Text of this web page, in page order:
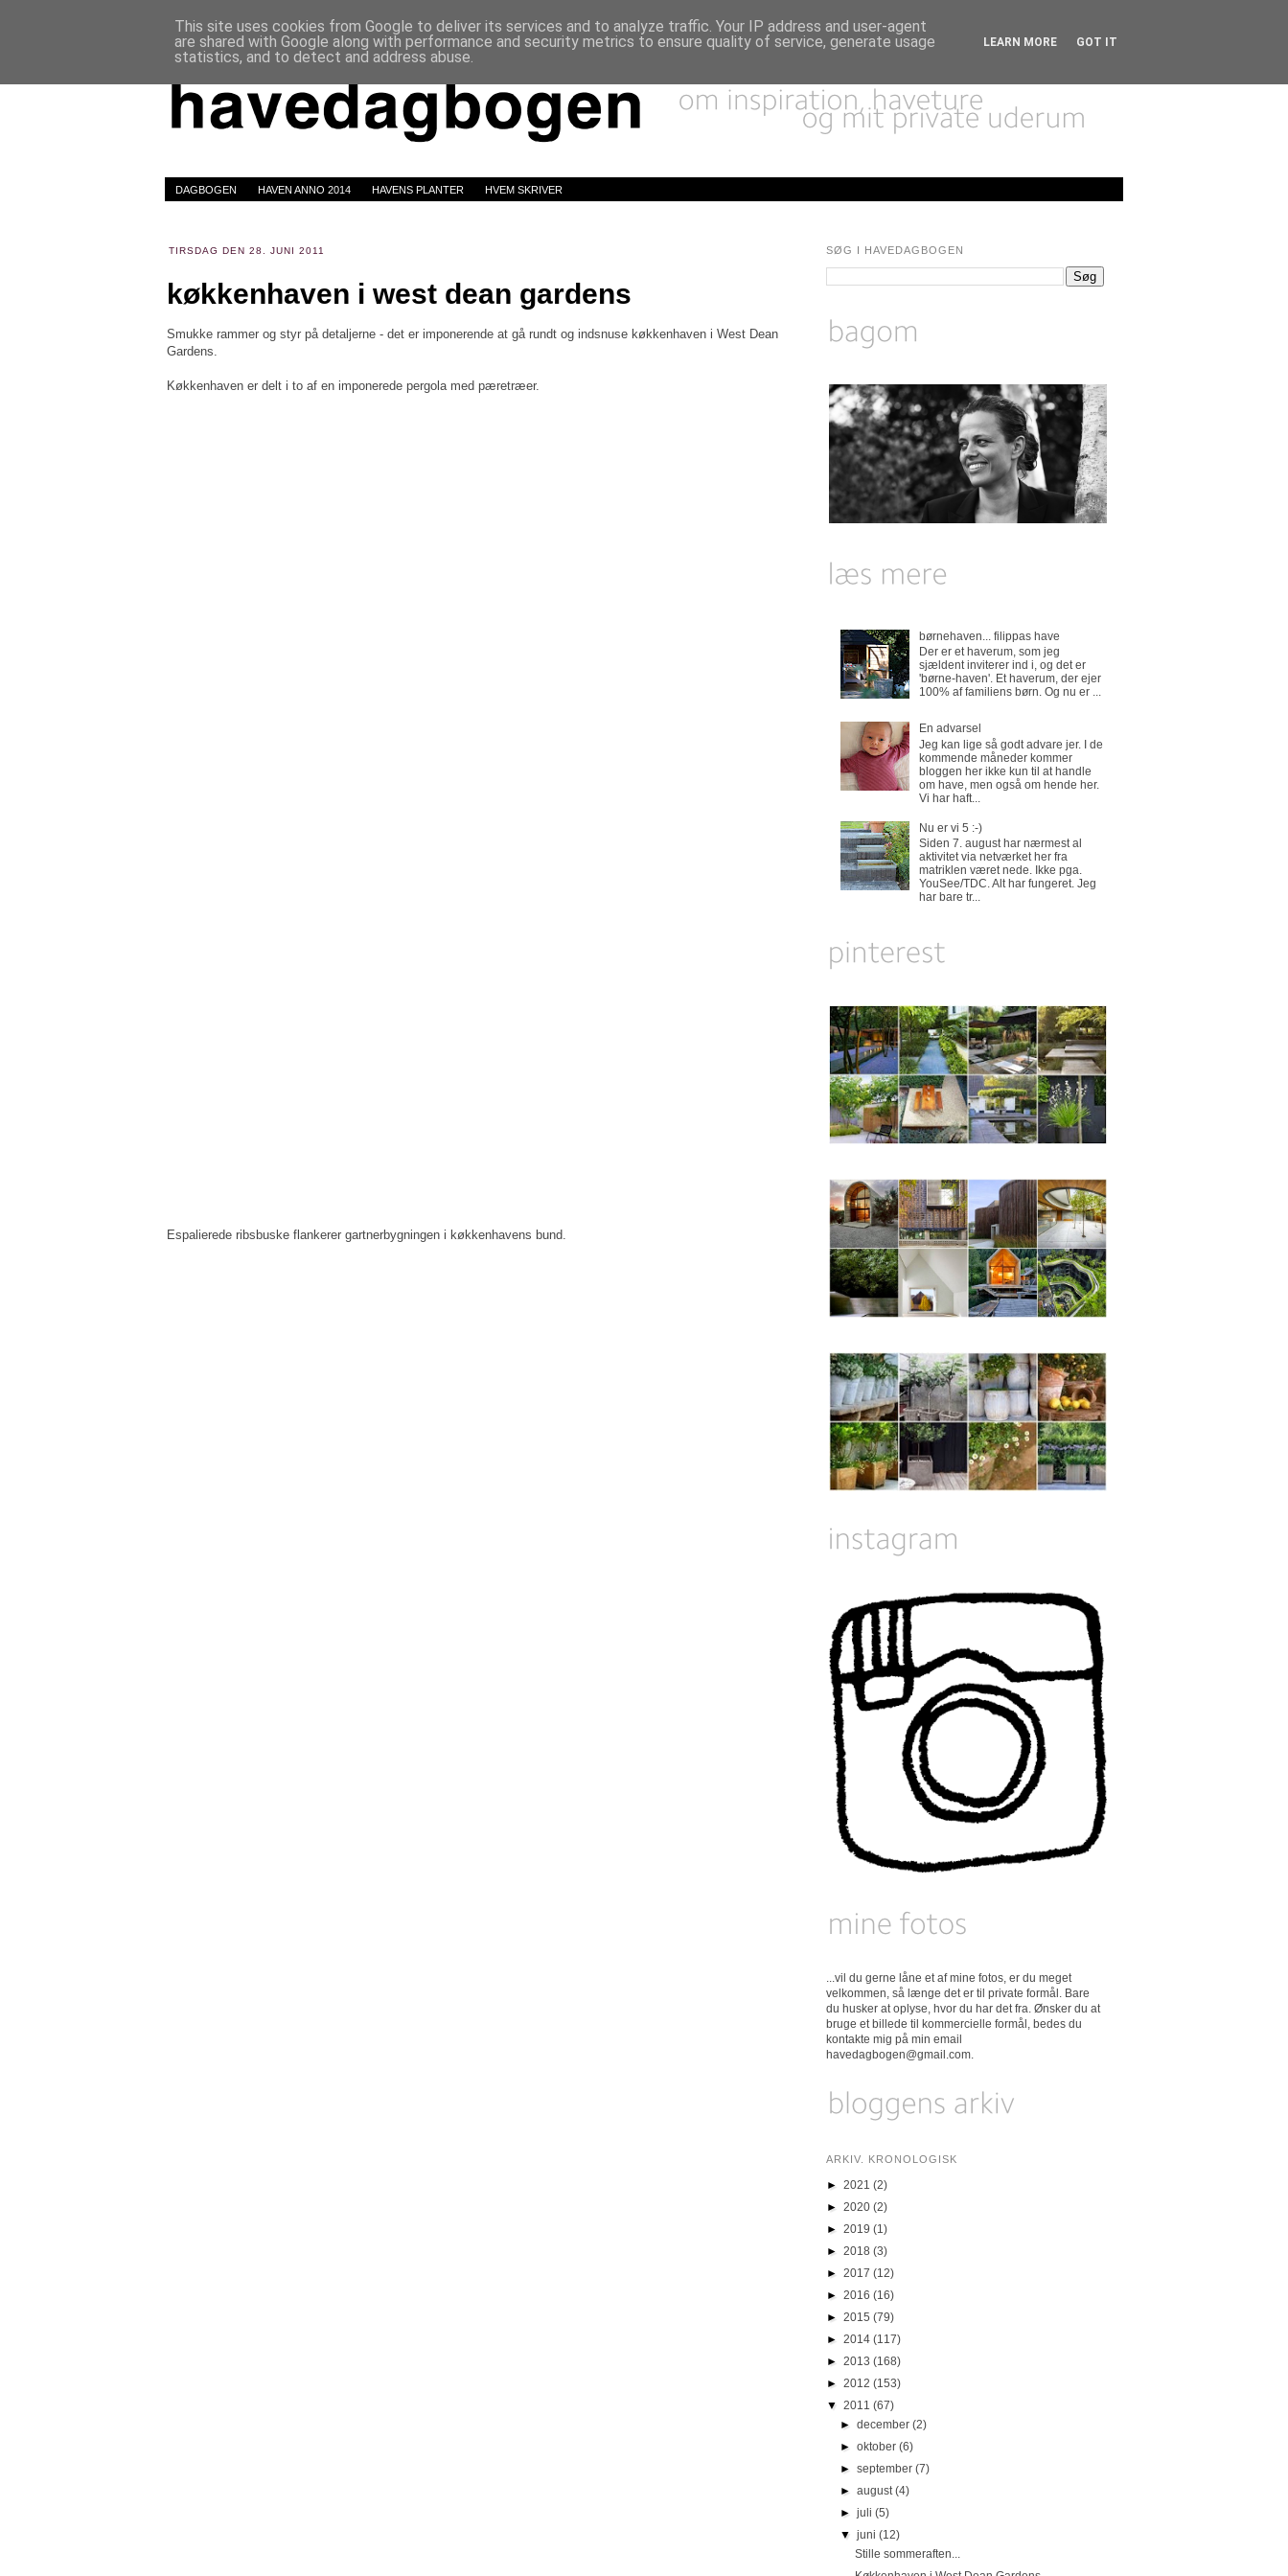
DAGBOGEN HAVEN ANNO 2014 HAVENS PLANTER HVEM SKRIVER
TIRSDAG DEN 28. JUNI 2011
køkkenhaven i west dean gardens
Smukke rammer og styr på detaljerne - det er imponerende at gå rundt og indsnuse køkkenhaven i West Dean
Gardens.
Køkkenhaven er delt i to af en imponerede pergola med pæretræer.
Espalierede ribsbuske flankerer gartnerbygningen i køkkenhavens bund.
SØG I HAVEDAGBOGEN
børnehaven... filippas have
Der er et haverum, som jeg
sjældent inviterer ind i, og det er
'børne-haven'. Et haverum, der ejer
100% af familiens børn. Og nu er ...
En advarsel
Jeg kan lige så godt advare jer. I de
kommende måneder kommer
bloggen her ikke kun til at handle
om have, men også om hende her.
Vi har haft...
Nu er vi 5 :-)
Siden 7. august har nærmest al
aktivitet via netværket her fra
matriklen været nede. Ikke pga.
YouSee/TDC. Alt har fungeret. Jeg
har bare tr...
...vil du gerne låne et af mine fotos, er du meget
velkommen, så længe det er til private formål. Bare
du husker at oplyse, hvor du har det fra. Ønsker du at
bruge et billede til kommercielle formål, bedes du
kontakte mig på min email
havedagbogen@gmail.com.
ARKIV. KRONOLOGISK
► 2021 (2)
► 2020 (2)
► 2019 (1)
► 2018 (3)
► 2017 (12)
► 2016 (16)
► 2015 (79)
► 2014 (117)
► 2013 (168)
► 2012 (153)
▼ 2011 (67)
►december(2)
►oktober(6)
►september(7)
►august(4)
►juli(5)
▼juni(12)
Stille sommeraften...
This site uses cookies from Google to deliver its services and to analyze traffic. Your IP address and user-agent
are shared with Google along with performance and security metrics to ensure quality of service, generate usage
statistics, and to detect and address abuse.
LEARN MORE GOT IT